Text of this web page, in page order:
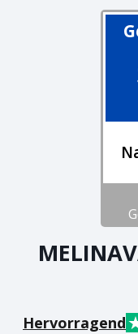
Hervorragend